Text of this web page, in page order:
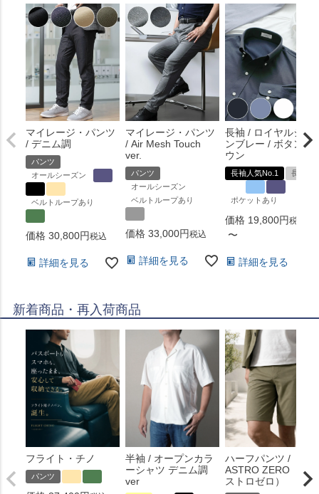
マイレージ・パンツ
/ デニム調
パンツ
オールシーズン
ベルトループあり
価格 30,800 税込
詳細を見る
マイレージ・パンツ
/ Air Mesh Touch
ver.
パンツ
オールシーズン
ベルトループあり
価格 33,000 税込
詳細を見る
長袖 / ロイヤルシャ
ンブレー / ボタンダ
ウン
長袖人気No.1 長袖
ポケットあり
価格 19,800 税込
〜
詳細を見る
新着商品・再入荷商品
フライト・チノ
パンツ
半袖 / オープンカラ
ーシャツ デニム調
ver
ハーフパンツ /
ASTRO ZERO （ア
ストロゼロ）